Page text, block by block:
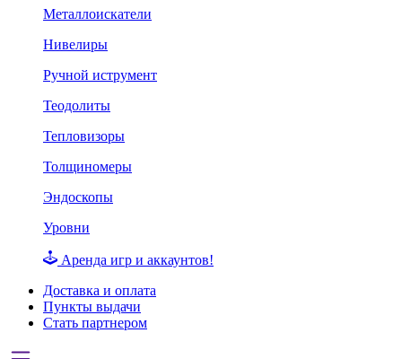
Металлоискатели
Нивелиры
Ручной иструмент
Теодолиты
Тепловизоры
Толщиномеры
Эндоскопы
Уровни
Аренда игр и аккаунтов!
Доставка и оплата
Пункты выдачи
Стать партнером